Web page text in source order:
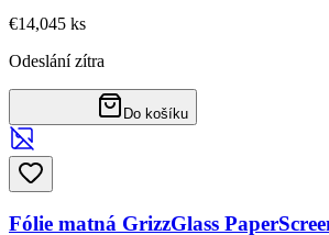
€14,045 ks
Odeslání zítra
Do košíku
Fólie matná GrizzGlass